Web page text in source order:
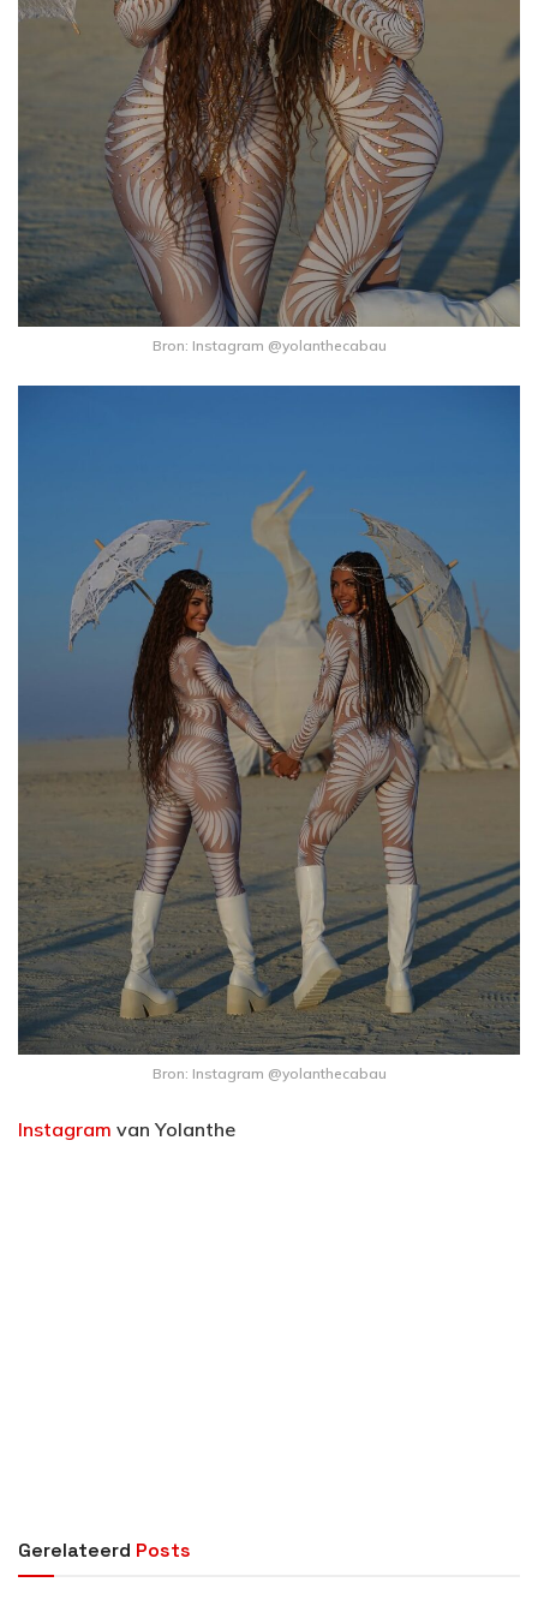
Bron: Instagram @yolanthecabau
Bron: Instagram @yolanthecabau
Instagram van Yolanthe
Gerelateerd Posts